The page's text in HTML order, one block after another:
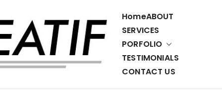
Cerdas
Ulet
Percetakan,
dan Layanan
Teknologi
HomeABOUT
SERVICES
PORFOLIO
TESTIMONIALS
CONTACT US